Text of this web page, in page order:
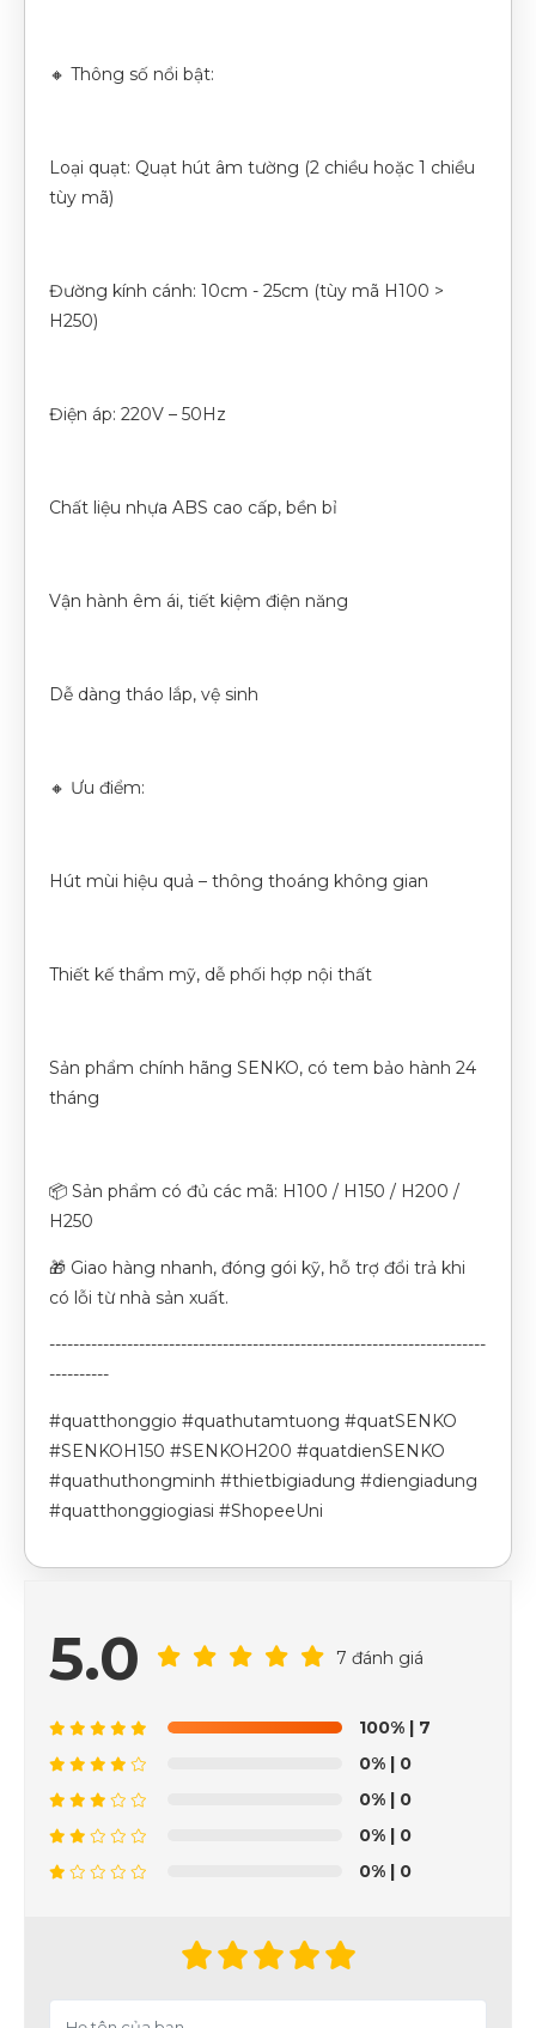
🔸 Thông số nổi bật:
Loại quạt: Quạt hút âm tường (2 chiều hoặc 1 chiều
tùy mã)
Đường kính cánh: 10cm - 25cm (tùy mã H100 >
H250)
Điện áp: 220V – 50Hz
Chất liệu nhựa ABS cao cấp, bền bỉ
Vận hành êm ái, tiết kiệm điện năng
Dễ dàng tháo lắp, vệ sinh
🔸 Ưu điểm:
Hút mùi hiệu quả – thông thoáng không gian
Thiết kế thẩm mỹ, dễ phối hợp nội thất
Sản phẩm chính hãng SENKO, có tem bảo hành 24
tháng
📦 Sản phẩm có đủ các mã: H100 / H150 / H200 /
H250
🎁 Giao hàng nhanh, đóng gói kỹ, hỗ trợ đổi trả khi
có lỗi từ nhà sản xuất.
-------------------------------------------------------------------------
----------
#quatthonggio #quathutamtuong #quatSENKO
#SENKOH150 #SENKOH200 #quatdienSENKO
#quathuthongminh #thietbigiadung #diengiadung
#quatthonggiogiasi #ShopeeUni
5.0 7 đánh giá
100% | 7
0% | 0
0% | 0
0% | 0
0% | 0